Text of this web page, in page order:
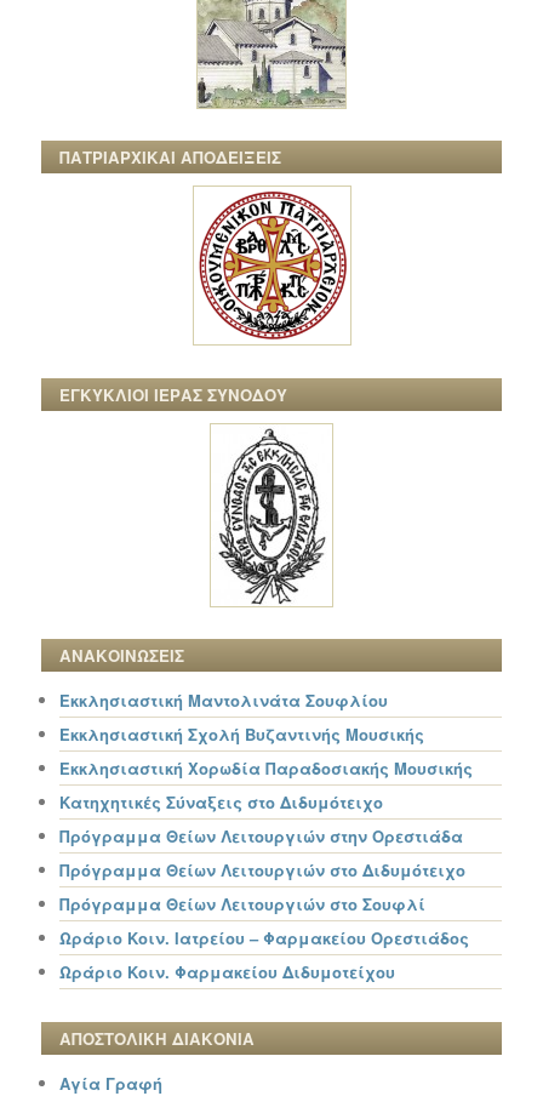
ΠΑΤΡΙΑΡΧΙΚΑΙ ΑΠΟΔΕΙΞΕΙΣ
ΕΓΚΥΚΛΙΟΙ ΙΕΡΑΣ ΣΥΝΟΔΟΥ
ΑΝΑΚΟΙΝΩΣΕΙΣ
Εκκλησιαστική Μαντολινάτα Σουφλίου
Εκκλησιαστική Σχολή Βυζαντινής Μουσικής
Εκκλησιαστική Χορωδία Παραδοσιακής Μουσικής
Κατηχητικές Σύναξεις στο Διδυμότειχο
Πρόγραμμα Θείων Λειτουργιών στην Ορεστιάδα
Πρόγραμμα Θείων Λειτουργιών στο Διδυμότειχο
Πρόγραμμα Θείων Λειτουργιών στο Σουφλί
Ωράριο Κοιν. Ιατρείου – Φαρμακείου Ορεστιάδος
Ωράριο Κοιν. Φαρμακείου Διδυμοτείχου
ΑΠΟΣΤΟΛΙΚΗ ΔΙΑΚΟΝΙΑ
Αγία Γραφή